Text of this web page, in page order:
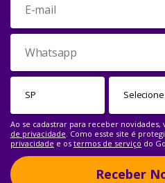
Ao se cadastrar para receber novidades,
de privacidade. Como esste site é
privacidade e os termos de serviço do
Receber